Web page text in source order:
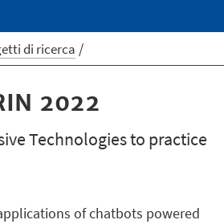
di ricerca
2022
Technologies to practice
of chatbots powered